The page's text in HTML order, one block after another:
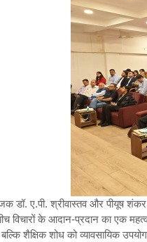
ए.पी. श्रीवास्तव और पीयूष शंकर
बीच विचारों के आदान-प्रदान का
शैक्षिक शोध को व्यावसायिक